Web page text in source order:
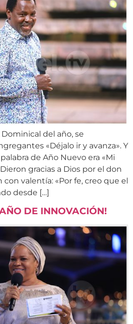
del año, se
«Déjalo ir y avanza». Y
de Año Nuevo era «Mi
gracias a Dios por el don
valentía: «Por fe, creo que el
desde […]
DE INNOVACIÓN!